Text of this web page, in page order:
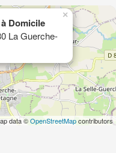
Domicile
La Guerche-
×
data ©OpenStreetMapcontributors